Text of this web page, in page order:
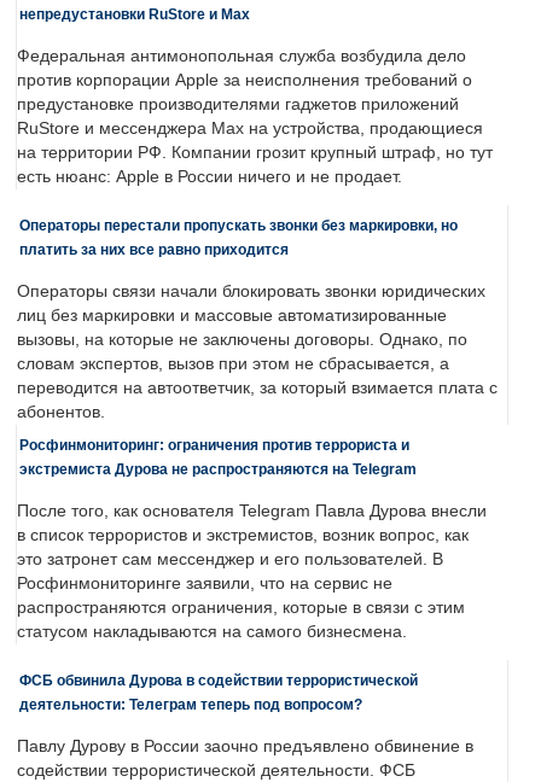
непредустановки RuStore и Max
Федеральная антимонопольная служба возбудила дело
против корпорации Apple за неисполнения требований о
предустановке производителями гаджетов приложений
RuStore и мессенджера Max на устройства, продающиеся
на территории РФ. Компании грозит крупный штраф, но тут
есть нюанс: Apple в России ничего и не продает.
Операторы перестали пропускать звонки без маркировки, но
платить за них все равно приходится
Операторы связи начали блокировать звонки юридических
лиц без маркировки и массовые автоматизированные
вызовы, на которые не заключены договоры. Однако, по
словам экспертов, вызов при этом не сбрасывается, а
переводится на автоответчик, за который взимается плата с
абонентов.
Росфинмониторинг: ограничения против террориста и
экстремиста Дурова не распространяются на Telegram
После того, как основателя Telegram Павла Дурова внесли
в список террористов и экстремистов, возник вопрос, как
это затронет сам мессенджер и его пользователей. В
Росфинмониторинге заявили, что на сервис не
распространяются ограничения, которые в связи с этим
статусом накладываются на самого бизнесмена.
ФСБ обвинила Дурова в содействии террористической
деятельности: Телеграм теперь под вопросом?
Павлу Дурову в России заочно предъявлено обвинение в
содействии террористической деятельности. ФСБ